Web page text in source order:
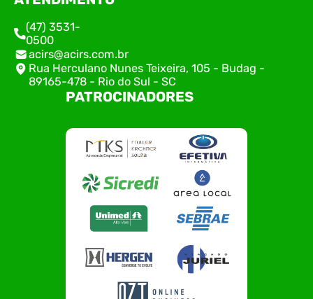
(47) 3531-
0500
acirs@acirs.com.br
Rua Herculano Nunes Teixeira, 105 - Budag -
89165-478 - Rio do Sul - SC
PATROCINADORES